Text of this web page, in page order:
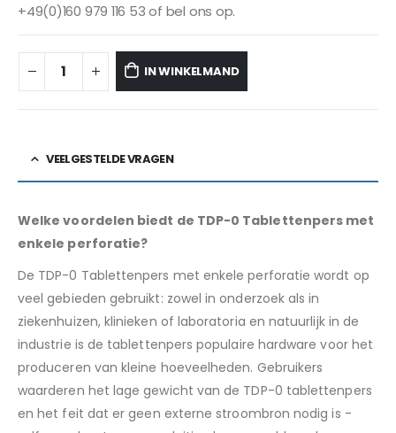
+49(0)160 979 116 53 of bel ons op.
IN WINKELMAND
VEELGESTELDE VRAGEN
Welke voordelen biedt de TDP-0 Tablettenpers met
enkele perforatie?
De TDP-0 Tablettenpers met enkele perforatie wordt op
veel gebieden gebruikt: zowel in onderzoek als in
ziekenhuizen, klinieken of laboratoria en natuurlijk in de
industrie is de tablettenpers populaire hardware voor het
produceren van kleine hoeveelheden. Gebruikers
waarderen het lage gewicht van de TDP-0 tablettenpers
en het feit dat er geen externe stroombron nodig is -